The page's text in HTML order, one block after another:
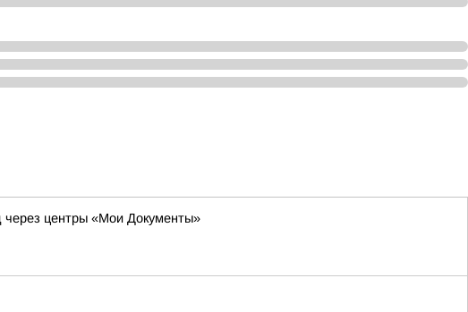
через центры «Мои Документы»